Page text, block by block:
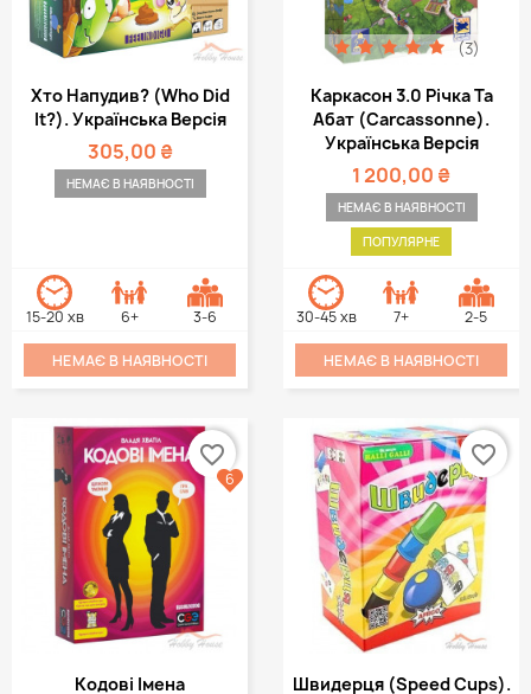
Хто Напудив? (Who Did
It?). Українська Версія
305,00 ₴
НЕМАЄ В НАЯВНОСТІ
15-20 хв 6+ 3-6
НЕМАЄ В НАЯВНОСТІ
Каркасон 3.0 Річка Та
Абат (Carcassonne).
Українська Версія
1 200,00 ₴
(3)
НЕМАЄ В НАЯВНОСТІ
ПОПУЛЯРНЕ
30-45 хв 7+ 2-5
НЕМАЄ В НАЯВНОСТІ
Кодові Імена
favorite_border
6
Швидерця (Speed Cups).
favorite_border